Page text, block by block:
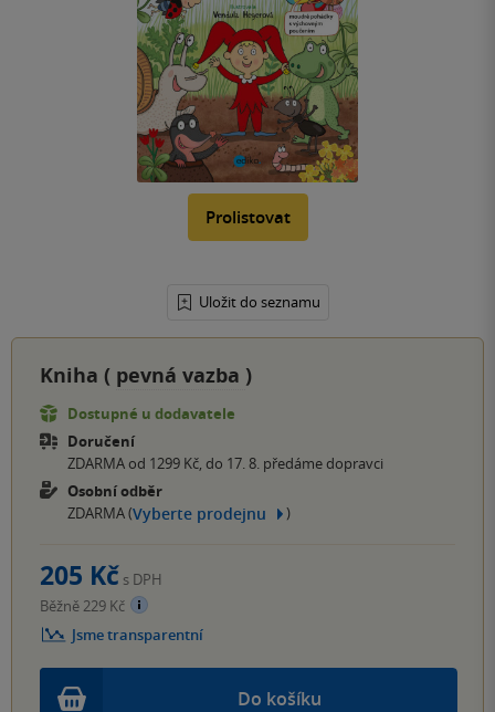
Prolistovat
Uložit do seznamu
Kniha ( pevná vazba )
Dostupné u dodavatele
Doručení
ZDARMA od 1299 Kč, do 17. 8. předáme dopravci
Osobní odběr
ZDARMA (Vyberte prodejnu )
Do košíku
205 Kč s DPH
Běžně 229 Kč
Jsme transparentní